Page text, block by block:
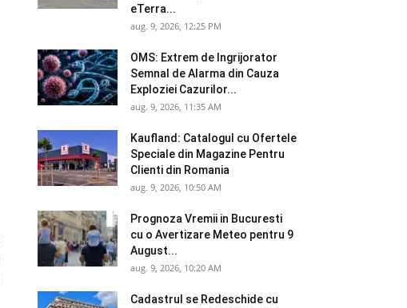
eTerra...
aug. 9, 2026, 12:25 PM
OMS: Extrem de Ingrijorator
Semnal de Alarma din Cauza
Exploziei Cazurilor...
aug. 9, 2026, 11:35 AM
Kaufland: Catalogul cu Ofertele
Speciale din Magazine Pentru
Clienti din Romania
aug. 9, 2026, 10:50 AM
Prognoza Vremii in Bucuresti
cu o Avertizare Meteo pentru 9
August...
aug. 9, 2026, 10:20 AM
Cadastrul se Redeschide cu